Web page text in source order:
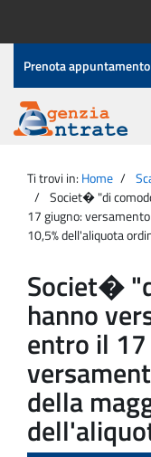
contenuto
Menu
di
servizio
Prenota appuntamento
Agenzia
Entrate
principale
Ti trovi in: Home
Societ� "di
17 giugno:
10,5% dell'aliquota
Societ�
hanno
entro il
della